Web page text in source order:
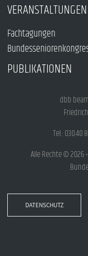
VERANSTALTUNGEN
Fachtagungen
PUBLIKATIONEN
dbb
Tel.: 030.40
Alle Rechte ©
DATENSCHUTZ